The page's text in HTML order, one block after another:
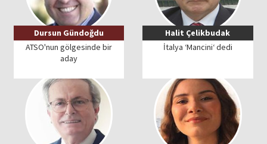
Dursun Gündoğdu
ATSO'nun gölgesinde bir
aday
Halit Çelikbudak
İtalya ‘Mancini‘ dedi